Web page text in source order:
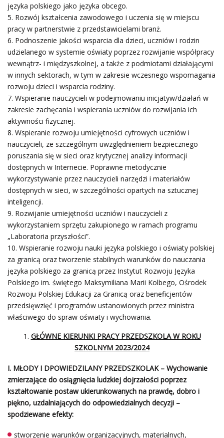
języka polskiego jako języka obcego.
Rozwój kształcenia zawodowego i uczenia się w miejscu
pracy w partnerstwie z przedstawicielami branż.
Podnoszenie jakości wsparcia dla dzieci, uczniów i rodzin
udzielanego w systemie oświaty poprzez rozwijanie współpracy
wewnątrz- i międzyszkolnej, a także z podmiotami działającymi
w innych sektorach, w tym w zakresie wczesnego wspomagania
rozwoju dzieci i wsparcia rodziny.
Wspieranie nauczycieli w podejmowaniu inicjatyw/działań w
zakresie zachęcania i wspierania uczniów do rozwijania ich
aktywności fizycznej.
Wspieranie rozwoju umiejętności cyfrowych uczniów i
nauczycieli, ze szczególnym uwzględnieniem bezpiecznego
poruszania się w sieci oraz krytycznej analizy informacji
dostępnych w Internecie. Poprawne metodycznie
wykorzystywanie przez nauczycieli narzędzi i materiałów
dostępnych w sieci, w szczególności opartych na sztucznej
inteligencji.
Rozwijanie umiejętności uczniów i nauczycieli z
wykorzystaniem sprzętu zakupionego w ramach programu
„Laboratoria przyszłości”.
Wspieranie rozwoju nauki języka polskiego i oświaty polskiej
za granicą oraz tworzenie stabilnych warunków do nauczania
języka polskiego za granicą przez Instytut Rozwoju Języka
Polskiego im. świętego Maksymiliana Marii Kolbego, Ośrodek
Rozwoju Polskiej Edukacji za Granicą oraz beneficjentów
przedsięwzięć i programów ustanowionych przez ministra
właściwego do spraw oświaty i wychowania.
GŁÓWNE KIERUNKI PRACY PRZEDSZKOLA W ROKU
SZKOLNYM 2023/2024
I. MŁODY I DPOWIEDZILANY PRZEDSZKOLAK – Wychowanie
zmierzające do osiągnięcia ludzkiej dojrzałości poprzez
kształtowanie postaw ukierunkowanych na prawdę, dobro i
piękno, uzdalniających do odpowiedzialnych decyzji –
spodziewane efekty:
stworzenie warunków organizacyjnych, materialnych,